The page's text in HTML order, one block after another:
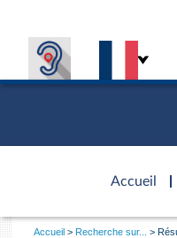
Accueil
d'accueil
Vous
Accueil Recherche sur...